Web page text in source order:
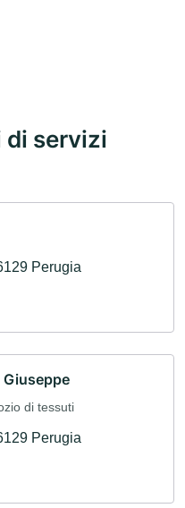
di servizi
Perugia
di tessuti
Perugia